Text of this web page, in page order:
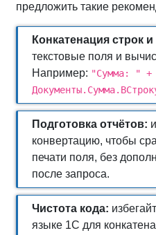
предложить такие
Конкатенация строк
текстовые поля и
Например: "Сумма: " +
Подготовка отчётов:
конвертацию, чтобы
печати поля, без
после запроса.
Чистота кода:
языке 1С для